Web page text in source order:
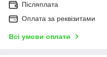
Післяплата
Оплата за реквізитами
Всі умови оплати